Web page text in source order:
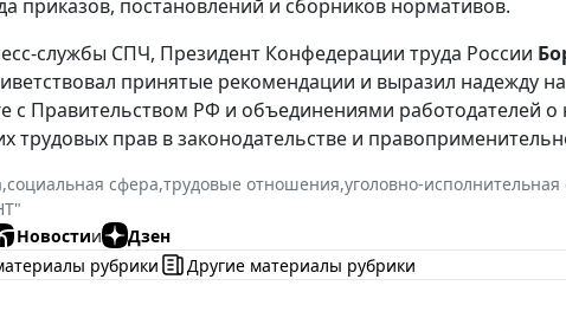
приказов, постановлений и сборников нормативов.
службы СПЧ, Президент Конфедерации труда России
принятые рекомендации и выразил надежду
с Правительством РФ и объединениями работодателей
трудовых прав в законодательстве и
,социальная сфера,трудовые отношения,уголовно-исполнительная
Новостии
Дзен
рубрики
Другие материалы рубрики